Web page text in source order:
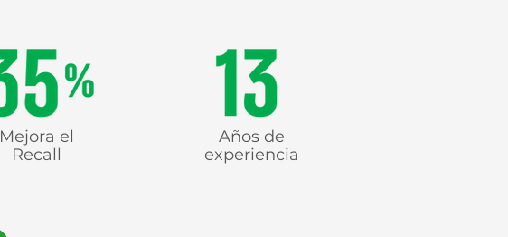
Años de
experiencia
Mejora el
Recall